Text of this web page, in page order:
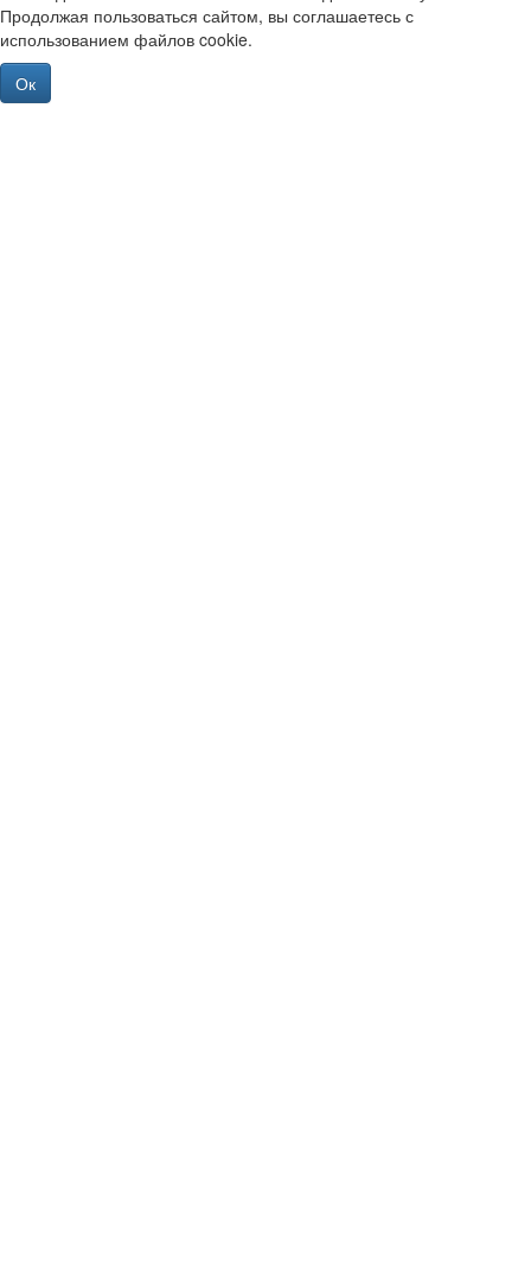
Продолжая пользоваться сайтом, вы соглашаетесь с
использованием файлов cookie.
Ок